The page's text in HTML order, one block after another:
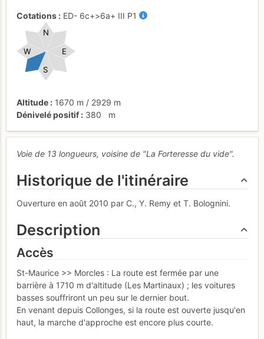
Cotations ED- 6c+>6a+ III P1
E
W
S
N
Altitude 1670 m / 2929 m
Dénivelé positif
380 m
Voie de 13 longueurs, voisine de "La Forteresse du vide".
Historique de l'itinéraire
Ouverture en août 2010 par C., Y. Remy et T. Bolognini.
Description
Accès
St-Maurice >> Morcles : La route est fermée par une
barrière à 1710 m d'altitude (Les Martinaux) ; les voitures
basses souffriront un peu sur le dernier bout.
En venant depuis Collonges, si la route est ouverte jusqu'en
haut, la marche d'approche est encore plus courte.